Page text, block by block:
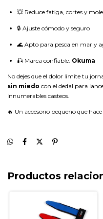
💥 Reduce fatiga, cortes y
🔒 Ajuste cómodo y seguro
🌊 Apto para pesca en mar y
🎣 Marca confiable: Okuma
No dejes que el dolor limite tu
sin miedo con el dedal para
innumerables casteos.
🔥 Un accesorio pequeño que
Productos